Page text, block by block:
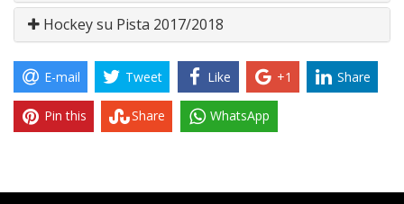
Hockey su Pista 2017/2018
E-mail Tweet Like +1 Share
Pin this Share WhatsApp